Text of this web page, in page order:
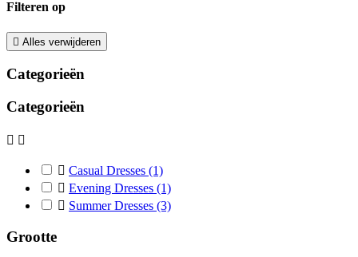
Filteren op
 Alles verwijderen
Categorieën
Categorieën
 
 Casual Dresses (1)
 Evening Dresses (1)
 Summer Dresses (3)
Grootte